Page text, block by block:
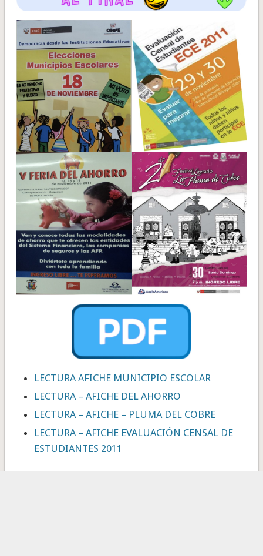
LECTURA AFICHE MUNICIPIO ESCOLAR
LECTURA – AFICHE DEL AHORRO
LECTURA – AFICHE – PLUMA DEL COBRE
LECTURA – AFICHE EVALUACIÓN CENSAL DE
ESTUDIANTES 2011